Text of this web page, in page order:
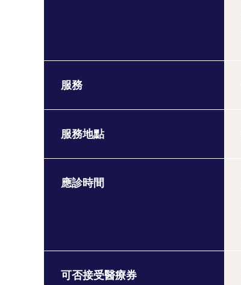
服務
服務地點
應診時間
可否接受醫療券